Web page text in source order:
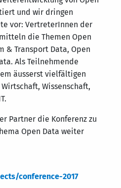
und wir dringen
vor: VertreterInnen der
die Themen Open
& Transport Data, Open
Als Teilnehmende
äusserst vielfältigen
Wissenschaft,
Partner die Konferenz zu
Open Data weiter
conference-2017